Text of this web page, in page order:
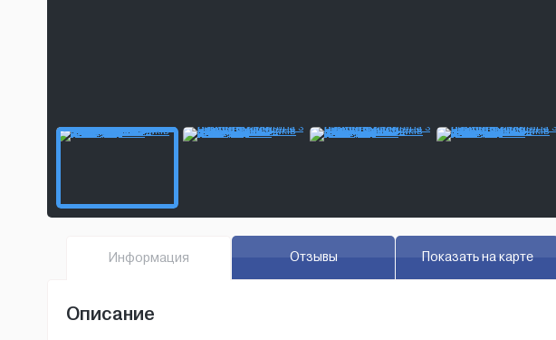
Информация Отзывы Показать на карте
Описание